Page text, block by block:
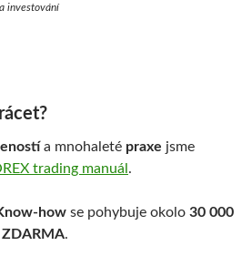
investování
a mnohaleté praxe jsme
trading manuál .
how se pohybuje okolo 30 000
ZDARMA.